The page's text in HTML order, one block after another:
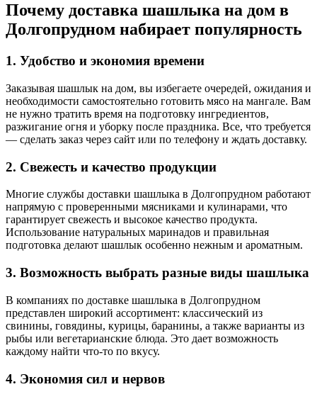
Почему доставка шашлыка на дом в
Долгопрудном набирает популярность
1. Удобство и экономия времени
Заказывая шашлык на дом, вы избегаете очередей, ожидания и
необходимости самостоятельно готовить мясо на мангале. Вам
не нужно тратить время на подготовку ингредиентов,
разжигание огня и уборку после праздника. Все, что требуется
— сделать заказ через сайт или по телефону и ждать доставку.
2. Свежесть и качество продукции
Многие службы доставки шашлыка в Долгопрудном работают
напрямую с проверенными мясниками и кулинарами, что
гарантирует свежесть и высокое качество продукта.
Использование натуральных маринадов и правильная
подготовка делают шашлык особенно нежным и ароматным.
3. Возможность выбрать разные виды шашлыка
В компаниях по доставке шашлыка в Долгопрудном
представлен широкий ассортимент: классический из
свинины, говядины, курицы, баранины, а также варианты из
рыбы или вегетарианские блюда. Это дает возможность
каждому найти что-то по вкусу.
4. Экономия сил и нервов